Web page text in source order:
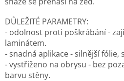
DŮLEŽITÉ PARAMETRY:
- odolnost proti poškrábání -
laminátem.
- snadná aplikace - silnější fólie,
- vystřiženo na obrysu - bez
barvu stěny.